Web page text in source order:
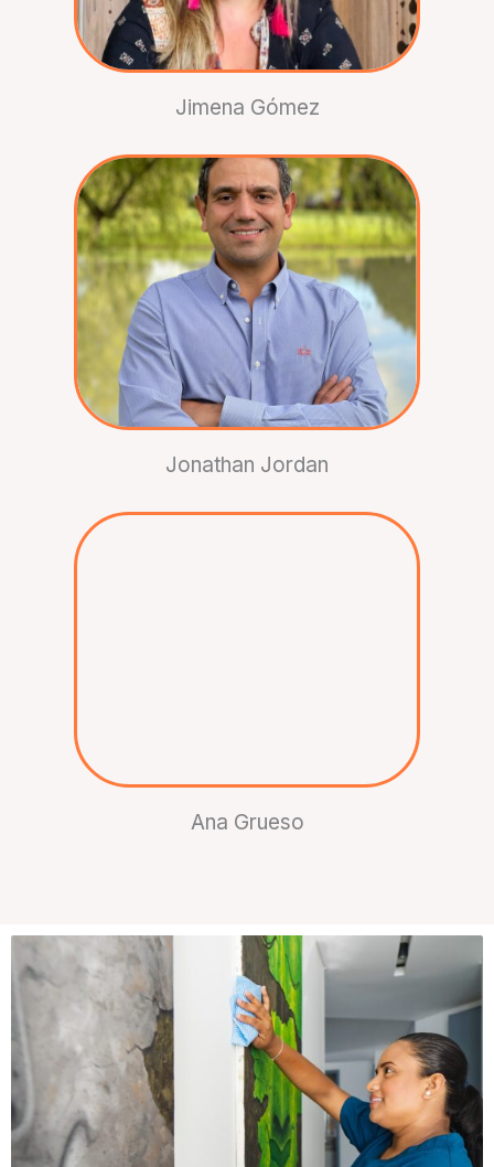
Jimena Gómez
Jonathan Jordan
Ana Grueso